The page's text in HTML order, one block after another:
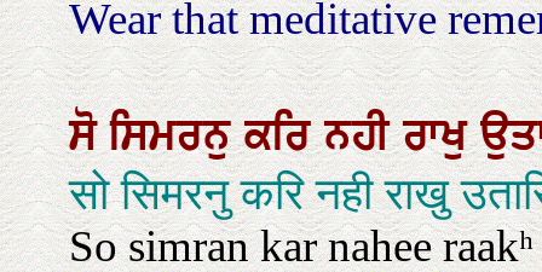
Wear that meditative
ਸੋਸਿਮਰਨੁਕਰਿਨਹੀਰਾਖੁ
सो सिमरनु करि नही राखु
So simran kar nahee